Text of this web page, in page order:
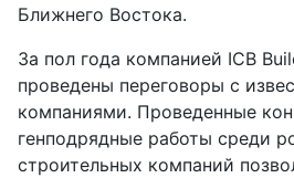
Ближнего Востока.
За пол года компанией ICB
проведены переговоры с
компаниями. Проведенные
генподрядные работы среди
строительных компаний